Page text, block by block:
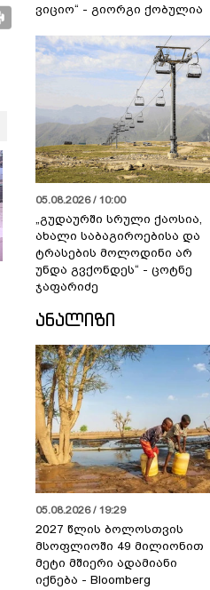
ვიციო“ - გიორგი ქობულია
05.08.2026 / 10:00
„გუდაურში სრული ქაოსია,
ახალი საბაგიროებისა და
ტრასების მოლოდინი არ
უნდა გვქონდეს“ - ცოტნე
ჯაფარიძე
ᲐᲜᲐᲚᲘᲖᲘ
05.08.2026 / 19:29
2027 წლის ბოლოსთვის
მსოფლიოში 49 მილიონით
მეტი მშიერი ადამიანი
იქნება - Bloomberg